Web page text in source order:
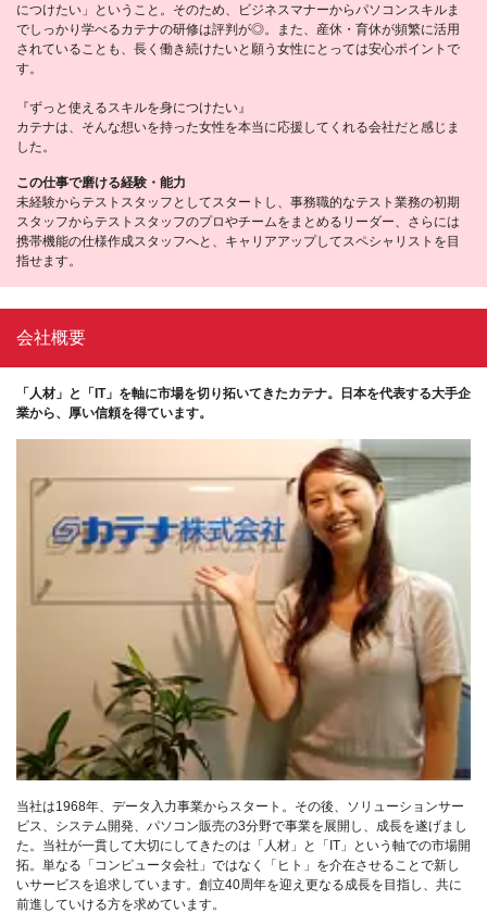
につけたい」ということ。そのため、ビジネスマナーからパソコンスキルま
でしっかり学べるカテナの研修は評判が◎。また、産休・育休が頻繁に活用
されていることも、長く働き続けたいと願う女性にとっては安心ポイントで
す。
『ずっと使えるスキルを身につけたい』
カテナは、そんな想いを持った女性を本当に応援してくれる会社だと感じま
した。
この仕事で磨ける経験・能力
未経験からテストスタッフとしてスタートし、事務職的なテスト業務の初期
スタッフからテストスタッフのプロやチームをまとめるリーダー、さらには
携帯機能の仕様作成スタッフへと、キャリアアップしてスペシャリストを目
指せます。
会社概要
「人材」と「IT」を軸に市場を切り拓いてきたカテナ。日本を代表する大手企
業から、厚い信頼を得ています。
当社は1968年、データ入力事業からスタート。その後、ソリューションサー
ビス、システム開発、パソコン販売の3分野で事業を展開し、成長を遂げまし
た。当社が一貫して大切にしてきたのは「人材」と「IT」という軸での市場開
拓。単なる「コンピュータ会社」ではなく「ヒト」を介在させることで新し
いサービスを追求しています。創立40周年を迎え更なる成長を目指し、共に
前進していける方を求めています。